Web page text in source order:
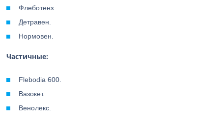
Флеботенз.
Детравен.
Нормовен.
Частичные:
Flebodia 600.
Вазокет.
Венолекс.